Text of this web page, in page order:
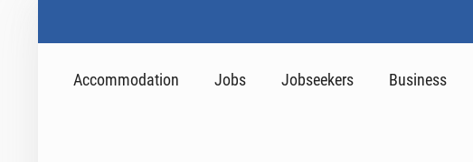
Accommodation Jobs Jobseekers Business